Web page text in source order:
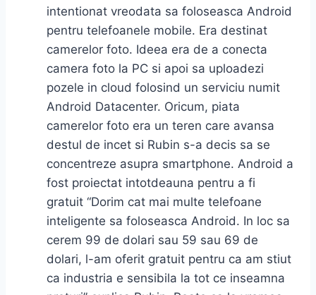
intentionat vreodata sa foloseasca Android
pentru telefoanele mobile. Era destinat
camerelor foto. Ideea era de a conecta
camera foto la PC si apoi sa uploadezi
pozele in cloud folosind un serviciu numit
Android Datacenter. Oricum, piata
camerelor foto era un teren care avansa
destul de incet si Rubin s-a decis sa se
concentreze asupra smartphone. Android a
fost proiectat intotdeauna pentru a fi
gratuit “Dorim cat mai multe telefoane
inteligente sa foloseasca Android. In loc sa
cerem 99 de dolari sau 59 sau 69 de
dolari, l-am oferit gratuit pentru ca am stiut
ca industria e sensibila la tot ce inseamna